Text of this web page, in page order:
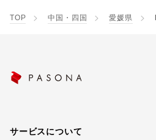
TOP 中国・四国 愛媛県
サービスについて